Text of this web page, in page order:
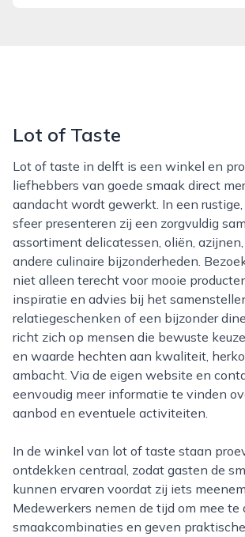
Lot of Taste
Lot of taste in delft is een winkel en proeflokaal waar
liefhebbers van goede smaak direct
aandacht wordt gewerkt. In een
sfeer presenteren zij een zorgvuldig
assortiment delicatessen, oliën,
andere culinaire bijzonderheden.
niet alleen terecht voor mooie
inspiratie en advies bij het
relatiegeschenken of een bijzonder
richt zich op mensen die bewuste
en waarde hechten aan kwaliteit,
ambacht. Via de eigen website en
eenvoudig meer informatie te vinden
aanbod en eventuele activiteiten.
In de winkel van lot of taste staan proeven en
ontdekken centraal, zodat gasten de
kunnen ervaren voordat zij iets
Medewerkers nemen de tijd om mee te
smaakcombinaties en geven